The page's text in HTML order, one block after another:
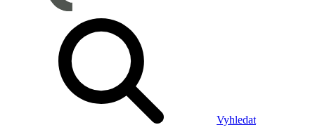
Vyhledat